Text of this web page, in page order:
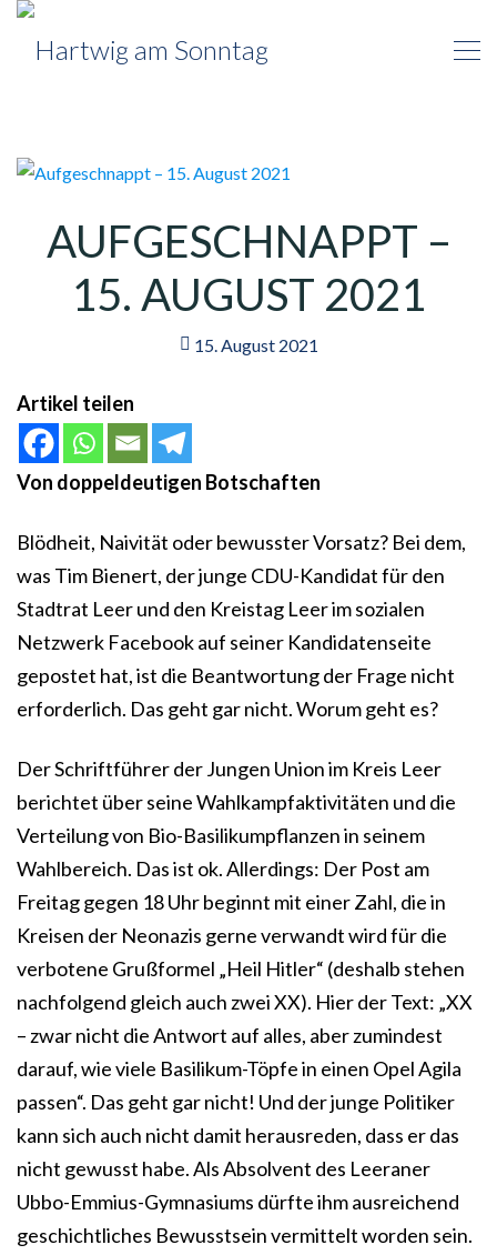
AUFGESCHNAPPT –
15. AUGUST 2021
15. August 2021
Artikel teilen
Von doppeldeutigen Botschaften
Blödheit, Naivität oder bewusster Vorsatz? Bei dem,
was Tim Bienert, der junge CDU-Kandidat für den
Stadtrat Leer und den Kreistag Leer im sozialen
Netzwerk Facebook auf seiner Kandidatenseite
gepostet hat, ist die Beantwortung der Frage nicht
erforderlich. Das geht gar nicht. Worum geht es?
Der Schriftführer der Jungen Union im Kreis Leer
berichtet über seine Wahlkampfaktivitäten und die
Verteilung von Bio-Basilikumpflanzen in seinem
Wahlbereich. Das ist ok. Allerdings: Der Post am
Freitag gegen 18 Uhr beginnt mit einer Zahl, die in
Kreisen der Neonazis gerne verwandt wird für die
verbotene Grußformel „Heil Hitler“ (deshalb stehen
nachfolgend gleich auch zwei XX). Hier der Text: „XX
– zwar nicht die Antwort auf alles, aber zumindest
darauf, wie viele Basilikum-Töpfe in einen Opel Agila
passen“. Das geht gar nicht! Und der junge Politiker
kann sich auch nicht damit herausreden, dass er das
nicht gewusst habe. Als Absolvent des Leeraner
Ubbo-Emmius-Gymnasiums dürfte ihm ausreichend
geschichtliches Bewusstsein vermittelt worden sein.